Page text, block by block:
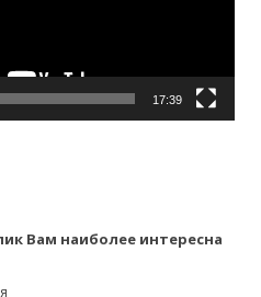
17:39
Вам наиболее интересна